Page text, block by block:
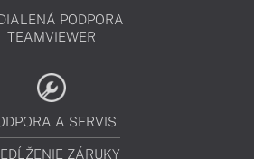
PODPORA
TEAMVIEWER
A SERVIS
ZÁRUKY